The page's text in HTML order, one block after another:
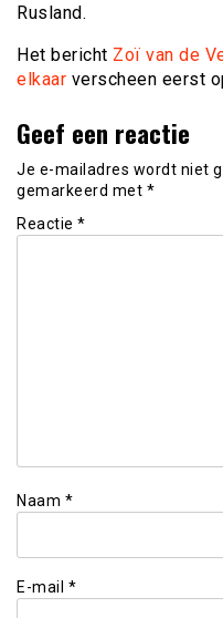
Rusland.
Het bericht Zoï van de
elkaar verscheen eerst
Geef een reactie
Je e-mailadres wordt niet
gemarkeerd met *
Reactie *
Naam *
E-mail *